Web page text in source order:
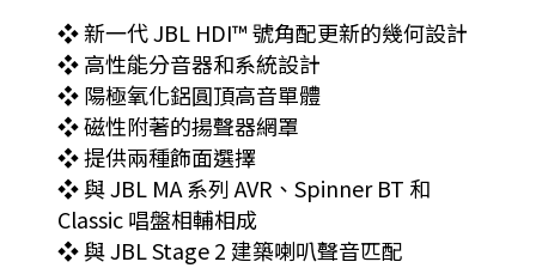
❖ 新一代 JBL HDI™ 號角配更新的幾何設計
❖ 高性能分音器和系統設計
❖ 陽極氧化鋁圓頂高音單體
❖ 磁性附著的揚聲器網罩
❖ 提供兩種飾面選擇
❖ 與 JBL MA 系列 AVR、Spinner BT 和
Classic 唱盤相輔相成
❖ 與 JBL Stage 2 建築喇叭聲音匹配